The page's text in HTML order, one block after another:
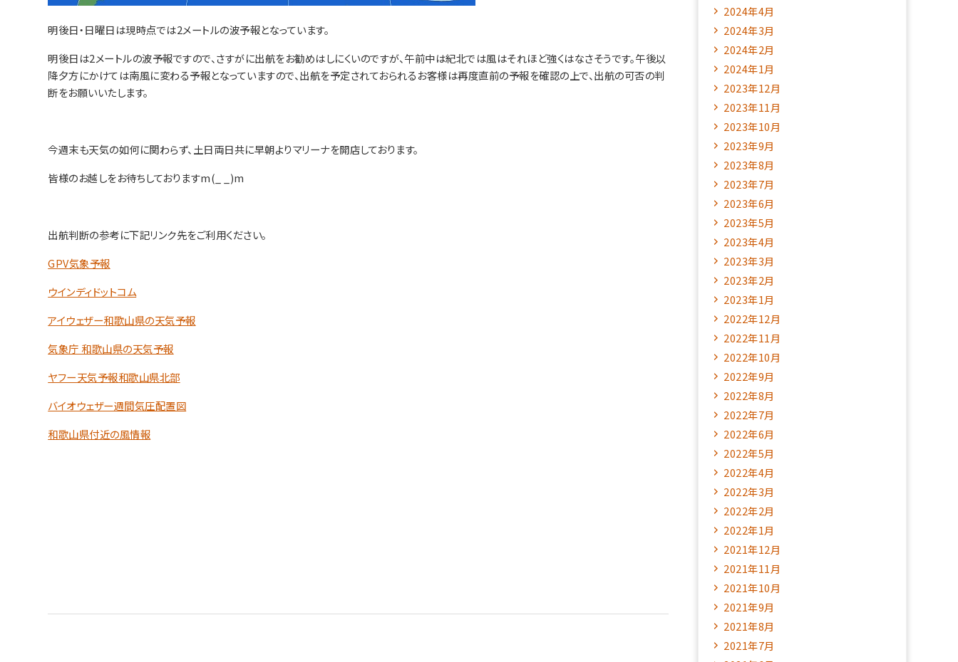
明後日・日曜日は現時点では2メートルの波予報となっています。
明後日は2メートルの波予報ですので、さすがに出航をお勧めはしにくいのですが、午前中は紀北では風はそれほど強くはなさそうです。午後以
降夕方にかけては南風に変わる予報となっていますので、出航を予定されておられるお客様は再度直前の予報を確認の上で、出航の可否の判
断をお願いいたします。
今週末も天気の如何に関わらず、土日両日共に早朝よりマリーナを開店しております。
皆様のお越しをお待ちしておりますm(_ _)m
出航判断の参考に下記リンク先をご利用ください。
GPV気象予報
ウインディドットコム
アイウェザー和歌山県の天気予報
気象庁 和歌山県の天気予報
ヤフー天気予報和歌山県北部
バイオウェザー週間気圧配置図
和歌山県付近の風情報
2024年4月
2024年3月
2024年2月
2024年1月
2023年12月
2023年11月
2023年10月
2023年9月
2023年8月
2023年7月
2023年6月
2023年5月
2023年4月
2023年3月
2023年2月
2023年1月
2022年12月
2022年11月
2022年10月
2022年9月
2022年8月
2022年7月
2022年6月
2022年5月
2022年4月
2022年3月
2022年2月
2022年1月
2021年12月
2021年11月
2021年10月
2021年9月
2021年8月
2021年7月